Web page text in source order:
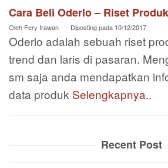
Cara Beli Oderlo – Riset
Oleh Fery Irawan Diposting pada 10/12/2017
Oderlo adalah sebuah riset
trend dan laris di pasaran.
sm saja anda mendapatkan
data produk Selengkapnya..
Recent Post